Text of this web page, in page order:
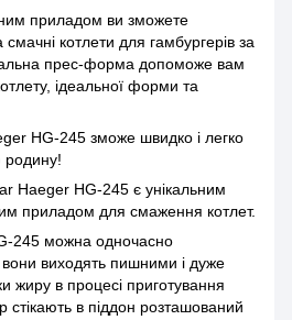
приладом ви зможете
смачні котлети для гамбургерів за
прес-форма допоможе вам
ідеальної форми та
HG-245 зможе швидко і легко
родину!
Haeger HG-245 є унікальним
приладом для смаження котлет.
245 можна одночасно
вони виходять пишними і дуже
жиру в процесі приготування
стікають в піддон розташований